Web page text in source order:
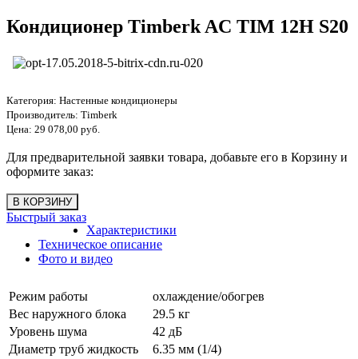
Кондиционер Timberk AC TIM 12H S20
Категория: Настенные кондиционеры
Производитель: Timberk
Цена: 29 078,00 руб.
Для предварительной заявки товара, добавьте его в Корзину и
оформите заказ:
Быстрый заказ
Характеристики
Техническое описание
Фото и видео
Режим работы
охлаждение/обогрев
Вес наружного блока
29.5 кг
Уровень шума
42 дБ
Диаметр труб жидкость
6.35 мм (1/4)